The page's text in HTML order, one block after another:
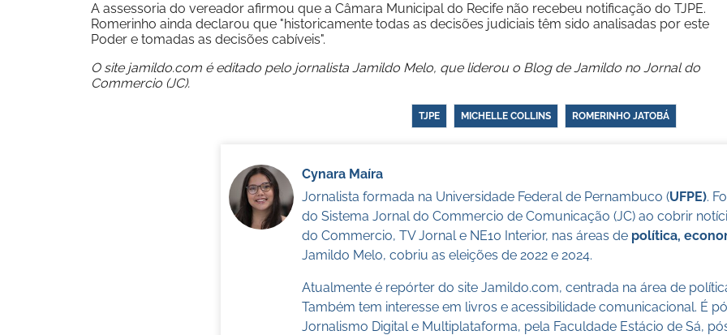
A assessoria do vereador afirmou que a Câmara Municipal do Recife não recebeu notificação do TJPE.
Romerinho ainda declarou que "historicamente todas as decisões judiciais têm sido analisadas por este
Poder e tomadas as decisões cabíveis".
O site jamildo.com é editado pelo jornalista Jamildo Melo, que liderou o Blog de Jamildo no Jornal do
Commercio (JC).
TJPE MICHELLE COLLINS ROMERINHO JATOBÁ
Cynara Maíra
Jornalista formada na Universidade Federal de Pernambuco (UFPE).
do Sistema Jornal do Commercio de Comunicação (JC) ao cobrir
do Commercio, TV Jornal e NE10 Interior, nas áreas de política,
Jamildo Melo, cobriu as eleições de 2022 e 2024.
Atualmente é repórter do site Jamildo.com, centrada na área de
Também tem interesse em livros e acessibilidade comunicacional. É
Jornalismo Digital e Multiplataforma, pela Faculdade Estácio de Sá,